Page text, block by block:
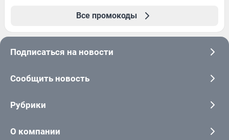
Все промокоды
Подписаться на новости
Сообщить новость
Рубрики
О компании